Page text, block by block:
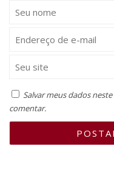
Salvar meus dados
comentar.